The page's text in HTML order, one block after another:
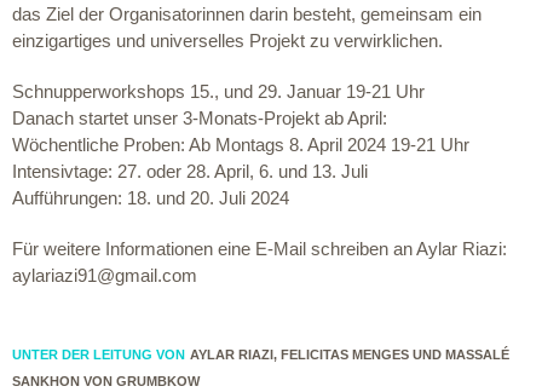
das Ziel der Organisatorinnen darin besteht, gemeinsam ein
einzigartiges und universelles Projekt zu verwirklichen.
Schnupperworkshops 15., und 29. Januar 19-21 Uhr
Danach startet unser 3-Monats-Projekt ab April:
Wöchentliche Proben: Ab Montags 8. April 2024 19-21 Uhr
Intensivtage: 27. oder 28. April, 6. und 13. Juli
Aufführungen: 18. und 20. Juli 2024
Für weitere Informationen eine E-Mail schreiben an Aylar Riazi:
aylariazi91@gmail.com
UNTER DER LEITUNG VON AYLAR RIAZI, FELICITAS MENGES UND MASSALÉ
SANKHON VON GRUMBKOW